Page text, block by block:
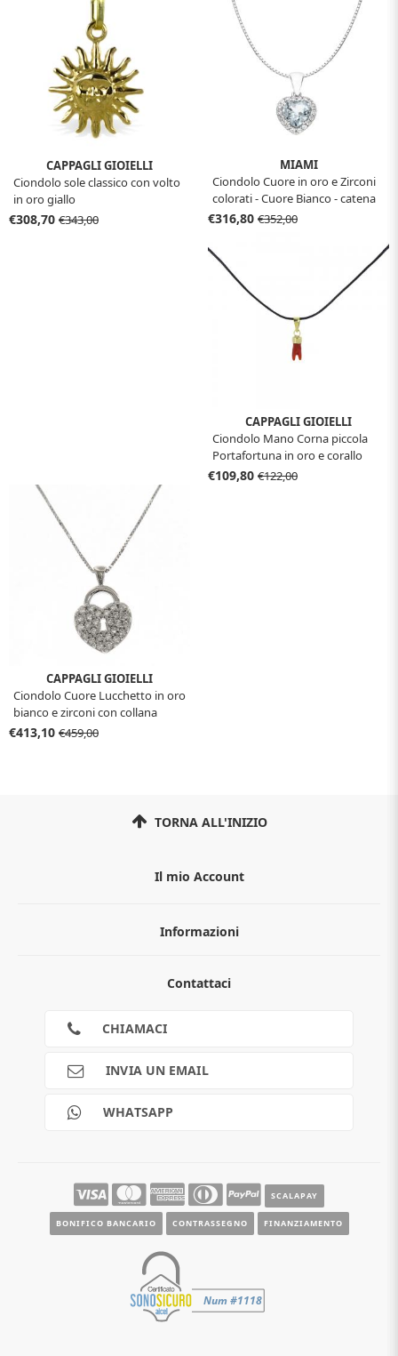
CAPPAGLI GIOIELLI
Ciondolo sole classico con volto
in oro giallo
€308,70 €343,00
MIAMI
Ciondolo Cuore in oro e Zirconi
colorati - Cuore Bianco - catena
in argento - Gioielli Miami
€316,80 €352,00
CAPPAGLI GIOIELLI
Ciondolo Mano Corna piccola
Portafortuna in oro e corallo
€109,80 €122,00
CAPPAGLI GIOIELLI
Ciondolo Cuore Lucchetto in oro
bianco e zirconi con collana
€413,10 €459,00
TORNA ALL'INIZIO
Il mio Account
Informazioni
Guida all'acquisto
Scalapay
Contattaci
CHIAMACI
INVIA UN EMAIL
WHATSAPP
SCALAPAY
BONIFICO BANCARIO CONTRASSEGNO FINANZIAMENTO